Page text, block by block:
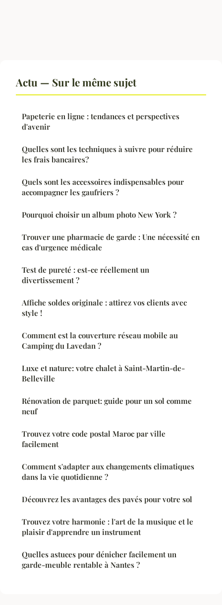
Actu — Sur le même sujet
Papeterie en ligne : tendances et perspectives
d'avenir
Quelles sont les techniques à suivre pour réduire
les frais bancaires?
Quels sont les accessoires indispensables pour
accompagner les gaufriers ?
Pourquoi choisir un album photo New York ?
Trouver une pharmacie de garde : Une nécessité en
cas d'urgence médicale
Test de pureté : est-ce réellement un
divertissement ?
Affiche soldes originale : attirez vos clients avec
style !
Comment est la couverture réseau mobile au
Camping du Lavedan ?
Luxe et nature: votre chalet à Saint-Martin-de-
Belleville
Rénovation de parquet: guide pour un sol comme
neuf
Trouvez votre code postal Maroc par ville
facilement
Comment s'adapter aux changements climatiques
dans la vie quotidienne ?
Découvrez les avantages des pavés pour votre sol
Trouvez votre harmonie : l'art de la musique et le
plaisir d'apprendre un instrument
Quelles astuces pour dénicher facilement un
garde-meuble rentable à Nantes ?